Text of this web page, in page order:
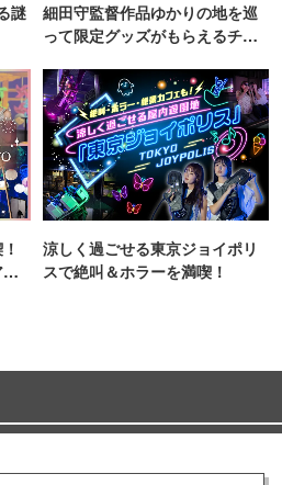
謎
細田守監督作品ゆかりの地を巡
って限定グッズがもらえるチャ
涼しく過ごせる東京ジョイポリ
スで絶叫＆ホラーを満喫！